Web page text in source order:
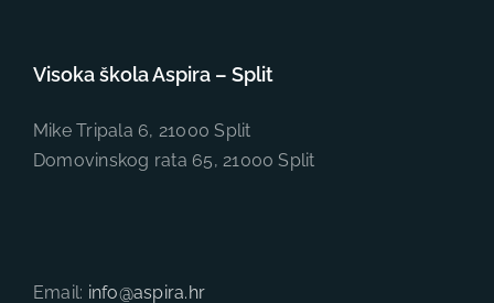
Visoka škola Aspira – Split
Mike Tripala 6, 21000 Split
Domovinskog rata 65, 21000 Split
Email: info@aspira.hr